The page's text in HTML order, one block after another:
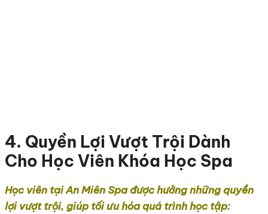
4. Quyền Lợi Vượt Trội Dành
Cho Học Viên Khóa Học Spa
Học viên tại An Miên Spa được hưởng những quyền
lợi vượt trội, giúp tối ưu hóa quá trình học tập: